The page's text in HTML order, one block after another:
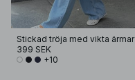
Stickad tröja med vikta ärmar
399 SEK
+10